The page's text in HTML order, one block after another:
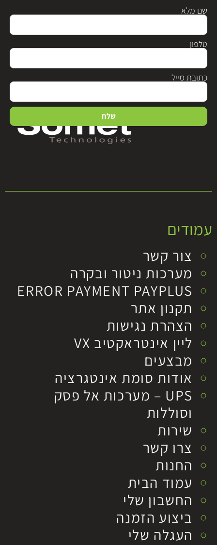
שם מלא
טלפון
כתובת מייל
שלח
עמודים
צור קשר
מערכות ניטור ובקרה
ERROR PAYMENT PAYPLUS
תקנון אתר
הצהרת נגישות
ליין אינטראקטיב VX
מבצעים
אודות סומת אינטגרציה
UPS – מערכות אל פסק
וסוללות
שירות
צרו קשר
החנות
עמוד הבית
החשבון שלי
ביצוע הזמנה
העגלה שלי